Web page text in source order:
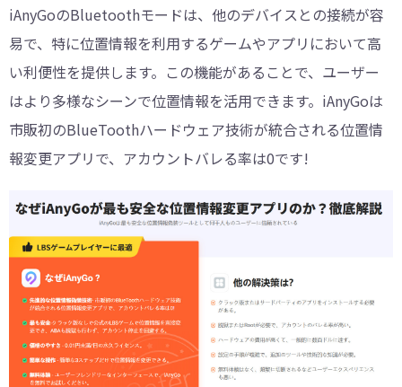
iAnyGoのBluetoothモードは、他のデバイスとの接続が容
易で、特に位置情報を利用するゲームやアプリにおいて高
い利便性を提供します。この機能があることで、ユーザー
はより多様なシーンで位置情報を活用できます。iAnyGoは
市販初のBlueToothハードウェア技術が統合される位置情
報変更アプリで、アカウントバレる率は0です!